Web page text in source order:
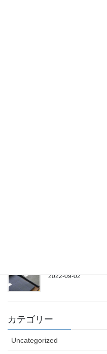
2022-09-02
カテゴリー
Uncategorized